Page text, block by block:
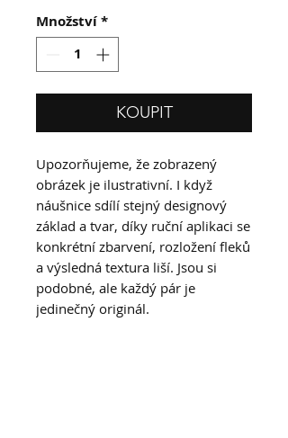
Množství*
KOUPIT
Upozorňujeme, že zobrazený
obrázek je ilustrativní. I když
náušnice sdílí stejný designový
základ a tvar, díky ruční aplikaci se
konkrétní zbarvení, rozložení fleků
a výsledná textura liší. Jsou si
podobné, ale každý pár je
jedinečný originál.